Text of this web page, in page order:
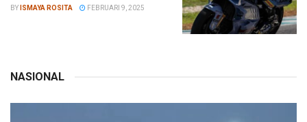
BY ISMAYA ROSITA FEBRUARI 9, 2025
NASIONAL